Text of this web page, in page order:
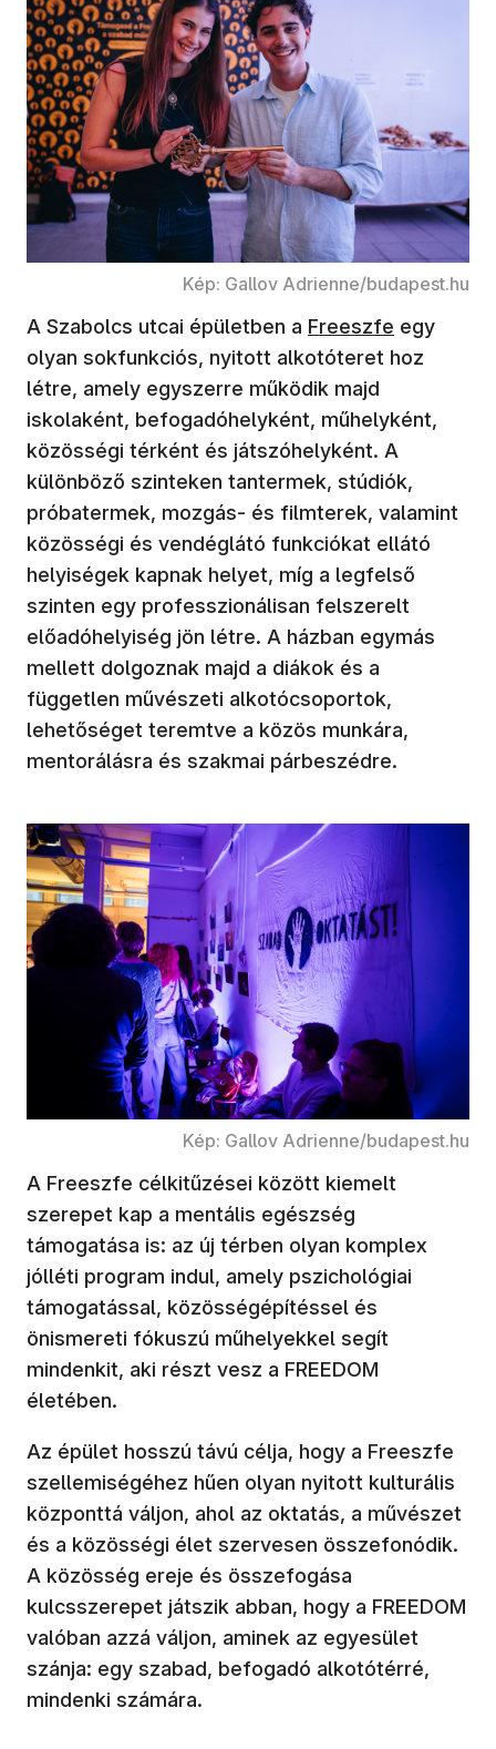
Kép: Gallov Adrienne/budapest.hu
A Szabolcs utcai épületben a Freeszfe egy
olyan sokfunkciós, nyitott alkotóteret hoz
létre, amely egyszerre működik majd
iskolaként, befogadóhelyként, műhelyként,
közösségi térként és játszóhelyként. A
különböző szinteken tantermek, stúdiók,
próbatermek, mozgás- és filmterek, valamint
közösségi és vendéglátó funkciókat ellátó
helyiségek kapnak helyet, míg a legfelső
szinten egy professzionálisan felszerelt
előadóhelyiség jön létre. A házban egymás
mellett dolgoznak majd a diákok és a
független művészeti alkotócsoportok,
lehetőséget teremtve a közös munkára,
mentorálásra és szakmai párbeszédre.
Kép: Gallov Adrienne/budapest.hu
A Freeszfe célkitűzései között kiemelt
szerepet kap a mentális egészség
támogatása is: az új térben olyan komplex
jólléti program indul, amely pszichológiai
támogatással, közösségépítéssel és
önismereti fókuszú műhelyekkel segít
mindenkit, aki részt vesz a FREEDOM
életében.
Az épület hosszú távú célja, hogy a Freeszfe
szellemiségéhez hűen olyan nyitott kulturális
központtá váljon, ahol az oktatás, a művészet
és a közösségi élet szervesen összefonódik.
A közösség ereje és összefogása
kulcsszerepet játszik abban, hogy a FREEDOM
valóban azzá váljon, aminek az egyesület
szánja: egy szabad, befogadó alkotótérré,
mindenki számára.